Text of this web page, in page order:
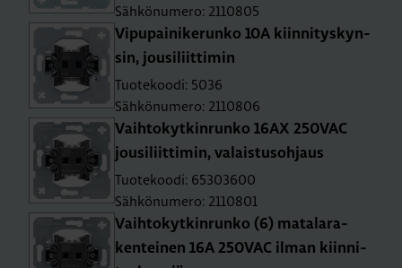
Sähkönumero: 2110805
Vi­pu­pai­ni­ke­run­ko 10A kiin­ni­tys­kyn­
sin, jousi­liit­ti­min
Tuotekoodi: 5036
Sähkönumero: 2110806
Vaih­to­kyt­kin­run­ko 16AX 250­VAC
jousi­liit­ti­min, va­lais­tusoh­jaus
Tuotekoodi: 65303600
Sähkönumero: 2110801
Vaih­to­kyt­kin­run­ko (6) ma­ta­la­ra­
ken­tei­nen 16A 250­VAC ilman kiin­ni­